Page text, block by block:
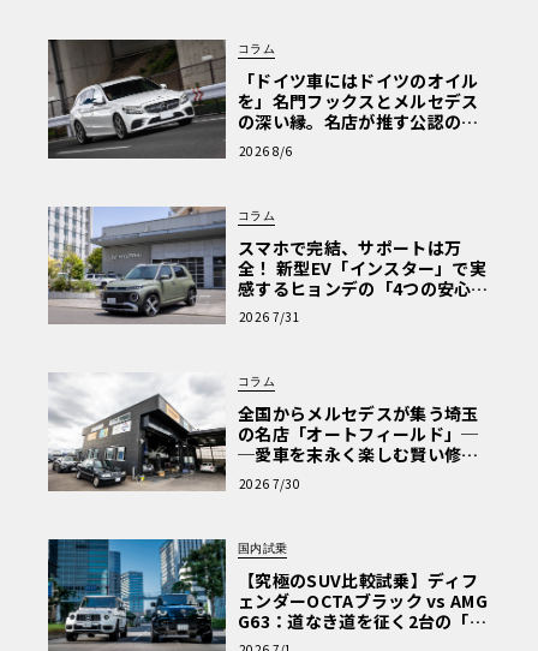
グレー、もしくはカーボン・ブラックとマクラーレン・オ
レンジの組み合わせから選ぶことができる。750Sル・マン
には、すでに述べたものも含めて以下のような専用装備が
標準となる。
【エクステリア】
● エクステリア・ペイントをル・マン・グレーかマクラー
レン・オレンジの2種類から選択可能
● ハイ・ダウンフオース・キット（HDK）
ー付きフロント・バンパー、グロスブラックのレイズド・
カーボン・ファイバー・アクティブ・リア・スポイラー、
グロスブラック・ルーバー付きルーバード・ボディカラ
ー・カーボン・ファイバー・アンダーウィング・パネル
●ステルス仕上げの5スポークのル・マン仕様ホイール
ル・カラー・ブレーキ・キャリパー
● 青／赤でディテールを彩ったホイール・センター・キャ
ップ
● グロスブラック・カーボン・ファイバー・ルーフ・スク
コラム
「ドイツ車にはドイツのオイル
を」名門フックスとメルセデス
の深い縁。名店が推す公認の安
心と、Cクラスで味わうシルキー
な走り〈PR〉
2026 8/6
コラム
スマホで完結、サポートは万
全！ 新型EV「インスター」で実
感するヒョンデの「4つの安心」
【第1回・ヒョンデ6つの疑問：
Why? Hyundai?】〈PR〉
2026 7/31
コラム
全国からメルセデスが集う埼玉
の名店「オートフィールド」─
─愛車を末永く楽しむ賢い修理
術と、プロがフックス製オイル
を選ぶ理由〈PR〉
2026 7/30
国内試乗
【究極のSUV比較試乗】ディフ
ェンダーOCTAブラック vs AMG
G63：道なき道を征く2台の「対
極的アプローチ」